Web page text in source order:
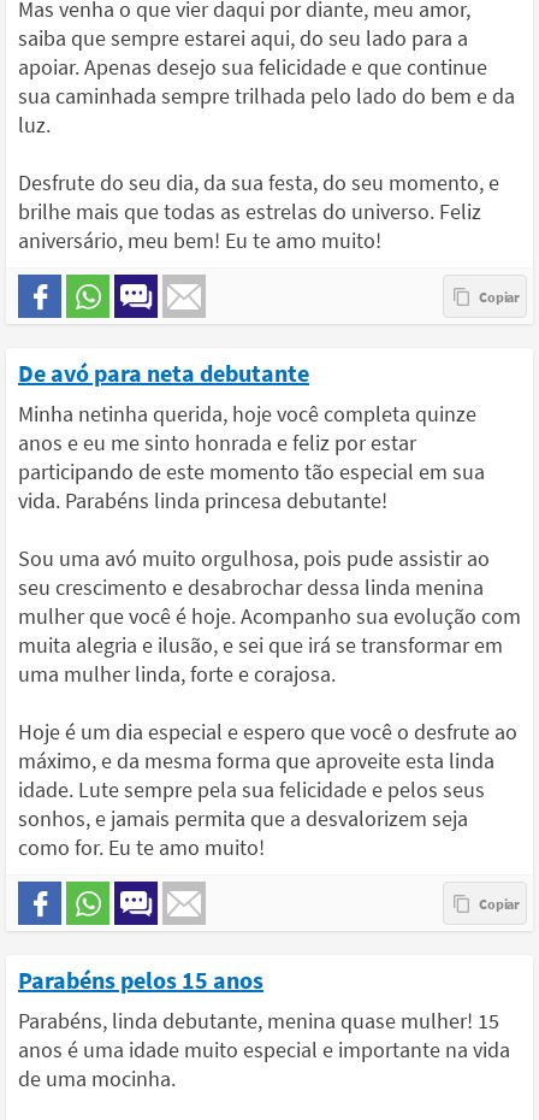
Mas venha o que vier daqui por diante, meu amor,
saiba que sempre estarei aqui, do seu lado para a
apoiar. Apenas desejo sua felicidade e que continue
sua caminhada sempre trilhada pelo lado do bem e da
luz.
Desfrute do seu dia, da sua festa, do seu momento, e
brilhe mais que todas as estrelas do universo. Feliz
aniversário, meu bem! Eu te amo muito!
De avó para neta debutante
Minha netinha querida, hoje você completa quinze
anos e eu me sinto honrada e feliz por estar
participando de este momento tão especial em sua
vida. Parabéns linda princesa debutante!
Sou uma avó muito orgulhosa, pois pude assistir ao
seu crescimento e desabrochar dessa linda menina
mulher que você é hoje. Acompanho sua evolução com
muita alegria e ilusão, e sei que irá se transformar em
uma mulher linda, forte e corajosa.
Hoje é um dia especial e espero que você o desfrute ao
máximo, e da mesma forma que aproveite esta linda
idade. Lute sempre pela sua felicidade e pelos seus
sonhos, e jamais permita que a desvalorizem seja
como for. Eu te amo muito!
Parabéns pelos 15 anos
Parabéns, linda debutante, menina quase mulher! 15
anos é uma idade muito especial e importante na vida
de uma mocinha.